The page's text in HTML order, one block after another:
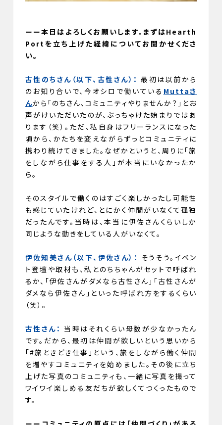
ーー本日はよろしくお願いします。まずはHearth
Portを立ち上げた経緯についてお聞かせくださ
い。
古性のちさん（以下、古性さん）：最初は以前から
のお知り合いで、今オシロで働いている Muttaさ
んから「のちさん、コミュニティやりませんか？」とお
声がけいただいたのが、ぶっちゃけた始まりではあ
ります（笑）。ただ、私自身はフリーランスになった
頃から、かたちを変えながらずっとコミュニティに
携わり続けてきました。なぜかというと、周りに「旅
をしながら仕事をする人」が本当にいなかったか
ら。
そのスタイルで働くのはすごく楽しかったし可能性
も感じていたけれど、とにかく仲間がいなくて孤独
だったんです。当時は、本当に伊佐さんくらいしか
同じような動きをしている人がいなくて。
伊佐知美さん（以下、伊佐さん）： そうそう。イベン
ト登壇や取材も、私とのちちゃんがセットで呼ばれ
るか、「伊佐さんがダメなら古性さん」「古性さんが
ダメなら伊佐さん」といった呼ばれ方をするくらい
（笑）。
古性さん： 当時はそれくらい母数が少なかったん
です。だから、最初は仲間が欲しいという思いから
「#旅ときどき仕事」という、旅をしながら働く仲間
を増やすコミュニティを始めました。その後に立ち
上げた写真のコミュニティも、一緒に写真を撮って
ワイワイ楽しめる友だちが欲しくてつくったもので
す。